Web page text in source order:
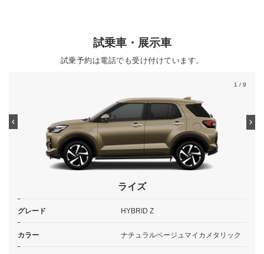
試乗車・展示車
試乗予約は電話でも受け付けています。
1 / 9
ライズ
グレード HYBRID Z
カラー ナチュラルベージュマイカメタリック